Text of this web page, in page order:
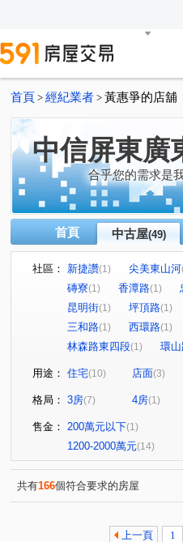
首頁 > 經紀業者 > 黃惠爭的店舖
中信屏東廣
合乎您的需求是
首頁 中古屋(49)
社區： 新捷讚(1) 尖美東山河
磚寮(1) 香潭路(1)
昆明街(1) 坪頂路(1)
三和路(1) 西環路(1)
林森路東四段(1) 環
用途： 住宅(10) 店面(3)
格局： 3房(7) 4房(1)
售金： 200萬元以下(1)
1200-2000萬元(14)
共有166個符合要求的房屋
上一頁 1